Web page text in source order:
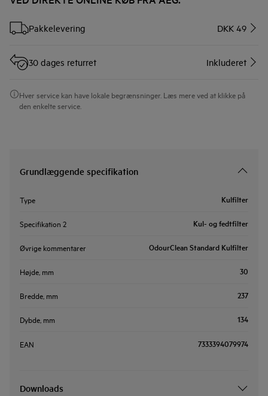
Pakkelevering DKK 49
30 dages returret Inkluderet
Hver service kan have lokale begrænsninger. Læs mere ved at klikke på
den enkelte service.
Grundlæggende specifikation
Type Kulfilter
Specifikation 2 Kul- og fedtfilter
Øvrige kommentarer OdourClean Standard Kulfilter
Højde, mm 30
Bredde, mm 237
Dybde, mm 134
EAN 7333394079974
Downloads